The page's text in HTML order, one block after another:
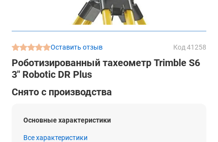
Оставить отзыв Код 41258
Роботизированный тахеометр Trimble S6
3" Robotic DR Plus
Снято с производства
Основные характеристики
Все характеристики